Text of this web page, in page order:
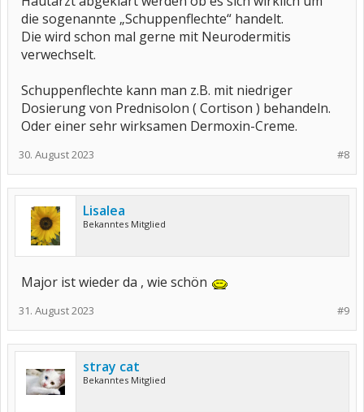
die sogenannte „Schuppenflechte“ handelt.
Die wird schon mal gerne mit Neurodermitis
verwechselt.
Schuppenflechte kann man z.B. mit niedriger
Dosierung von Prednisolon ( Cortison ) behandeln.
Oder einer sehr wirksamen Dermoxin-Creme.
#8
30. August 2023
Lisalea
Bekanntes Mitglied
Major ist wieder da , wie schön
#9
31. August 2023
stray cat
Bekanntes Mitglied